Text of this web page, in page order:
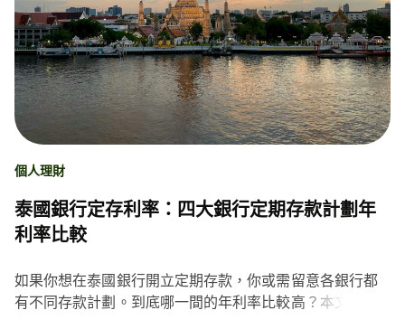
個人理財
泰國銀行定存利率：四大銀行定期存款計劃年
利率比較
如果你想在泰國銀行開立定期存款，你或需留意各銀行都
有不同存款計劃。到底哪一間的年利率比較高？本文將為